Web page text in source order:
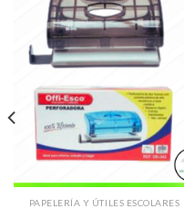
PAPELERÍA Y ÚTILES ESCOLARES